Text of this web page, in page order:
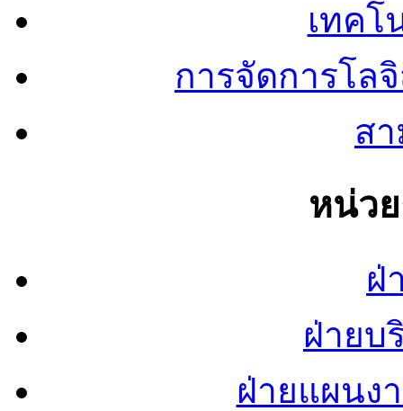
เทคโ
การจัดการโล
ส
หน่ว
ฝ่
ฝ่ายบ
ฝ่ายแผนง